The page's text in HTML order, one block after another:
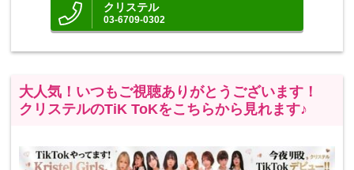
クリステル
03-6709-0302
大人気！いつもご視聴ありがとうございます！
クリステルのTiK ToKをこちらから見れます♪